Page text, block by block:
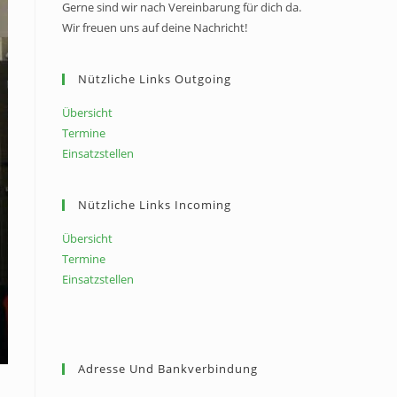
Gerne sind wir nach Vereinbarung für dich da.
Wir freuen uns auf deine Nachricht!
Nützliche Links Outgoing
Übersicht
Termine
Einsatzstellen
Nützliche Links Incoming
Übersicht
Termine
Einsatzstellen
Adresse Und Bankverbindung